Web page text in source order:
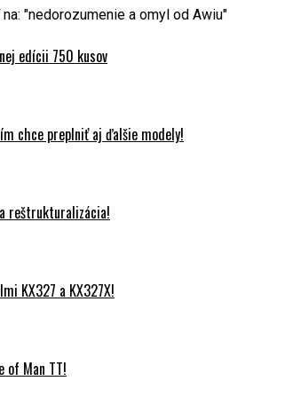
edícii 750 kusov
chce preplniť aj ďalšie modely!
reštrukturalizácia!
KX327 a KX327X!
of Man TT!
"nedorozumenie a omyl od Awiu"